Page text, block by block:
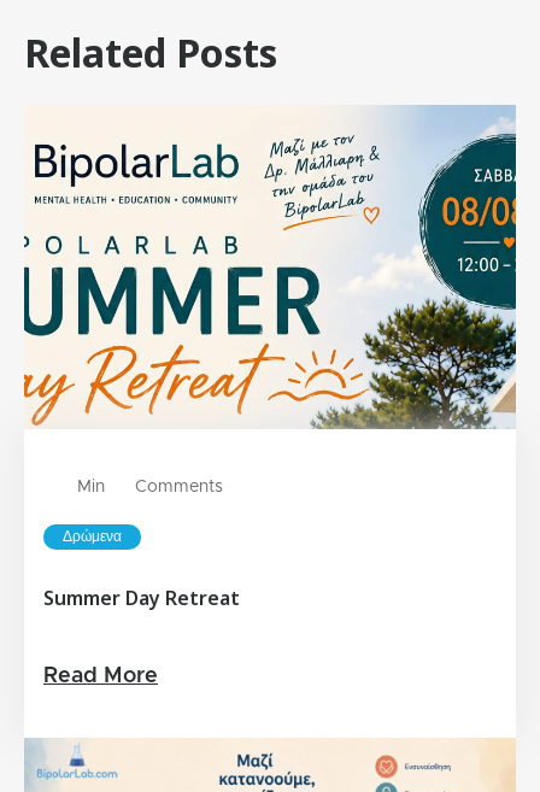
Related Posts
Min Comments
Δρώμενα
Summer Day Retreat
Read More